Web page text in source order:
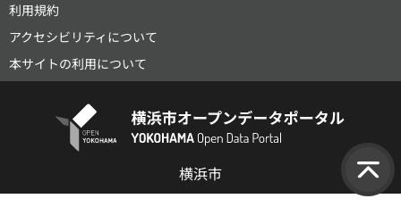
利用規約
アクセシビリティについて
本サイトの利用について
横浜市